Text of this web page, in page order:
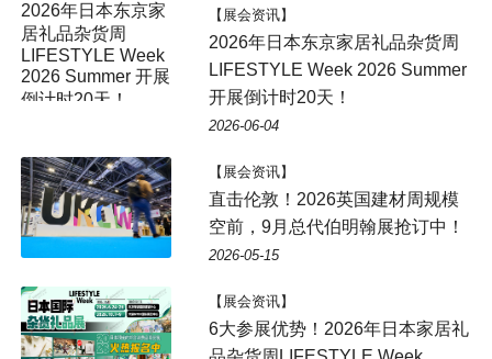
2026年日本东京家
居礼品杂货周
LIFESTYLE Week
2026 Summer 开展
倒计时20天！
【展会资讯】
2026年日本东京家居礼品杂货周
LIFESTYLE Week 2026 Summer
开展倒计时20天！
2026-06-04
【展会资讯】
直击伦敦！2026英国建材周规模
空前，9月总代伯明翰展抢订中！
2026-05-15
【展会资讯】
6大参展优势！2026年日本家居礼